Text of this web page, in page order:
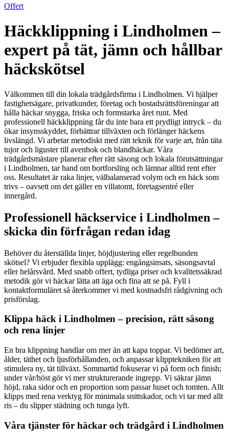
Offert
Häckklippning i Lindholmen –
expert på tät, jämn och hållbar
häckskötsel
Välkommen till din lokala trädgårdsfirma i Lindholmen. Vi hjälper
fastighetsägare, privatkunder, företag och bostadsrättsföreningar att
hålla häckar snygga, friska och formstarka året runt. Med
professionell häckklippning får du inte bara ett prydligt intryck – du
ökar insynsskyddet, förbättrar tillväxten och förlänger häckens
livslängd. Vi arbetar metodiskt med rätt teknik för varje art, från täta
tujor och liguster till avenbok och blandhäckar. Våra
trädgårdsmästare planerar efter rätt säsong och lokala förutsättningar
i Lindholmen, tar hand om bortforsling och lämnar alltid rent efter
oss. Resultatet är raka linjer, välbalanserad volym och en häck som
trivs – oavsett om det gäller en villatomt, företagsentré eller
innergård.
Professionell häckservice i Lindholmen –
skicka din förfrågan redan idag
Behöver du återställda linjer, höjdjustering eller regelbunden
skötsel? Vi erbjuder flexibla upplägg: engångsinsats, säsongsavtal
eller helårsvård. Med snabb offert, tydliga priser och kvalitetssäkrad
metodik gör vi häckar lätta att äga och fina att se på. Fyll i
kontaktformuläret så återkommer vi med kostnadsfri rådgivning och
prisförslag.
Klippa häck i Lindholmen – precision, rätt säsong
och rena linjer
En bra klippning handlar om mer än att kapa toppar. Vi bedömer art,
ålder, täthet och ljusförhållanden, och anpassar klipptekniken för att
stimulera ny, tät tillväxt. Sommartid fokuserar vi på form och finish;
under vår/höst gör vi mer strukturerande ingrepp. Vi säkrar jämn
höjd, raka sidor och en proportion som passar huset och tomten. Allt
klipps med rena verktyg för minimala snittskador, och vi tar med allt
ris – du slipper städning och tunga lyft.
Våra tjänster för häckar och trädgård i Lindholmen